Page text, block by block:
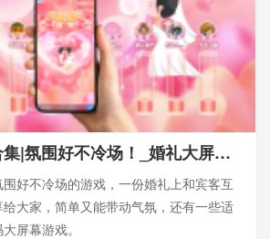
婚礼晚宴游戏合集|氛围好不冷场！_婚礼大屏幕游戏
好不冷场的游戏，一份婚礼上和宾客互
大家，简单又能带动气氛，还有一些适
屏幕游戏。